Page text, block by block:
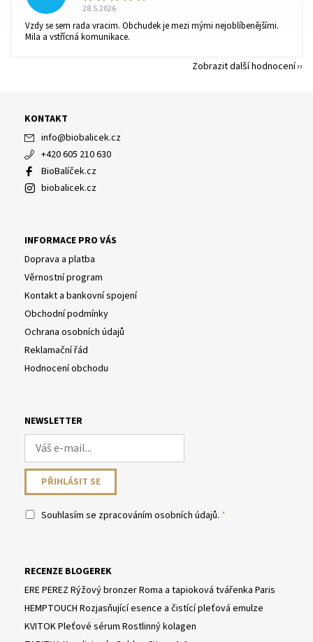
28.5.2026
Vzdy se sem rada vracim. Obchudek je mezi mými nejoblíbenějšími.
Mila a vstřícná komunikace.
Zobrazit další hodnocení
KONTAKT
info@biobalicek.cz
+420 605 210 630
BioBalíček.cz
biobalicek.cz
INFORMACE PRO VÁS
Doprava a platba
Věrnostní program
Kontakt a bankovní spojení
Obchodní podmínky
Ochrana osobních údajů
Reklamační řád
Hodnocení obchodu
NEWSLETTER
Souhlasím se zpracováním osobních údajů.
RECENZE BLOGEREK
ERE PEREZ Rýžový bronzer Roma a tapioková tvářenka Paris
HEMPTOUCH Rozjasňující esence a čistící pleťová emulze
KVITOK Pleťové sérum Rostlinný kolagen